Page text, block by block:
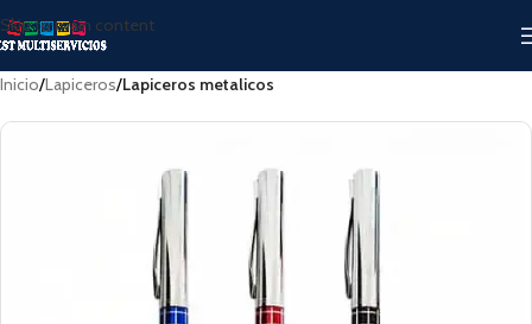
Skip to main content
Inicio Lapiceros Lapiceros metalicos